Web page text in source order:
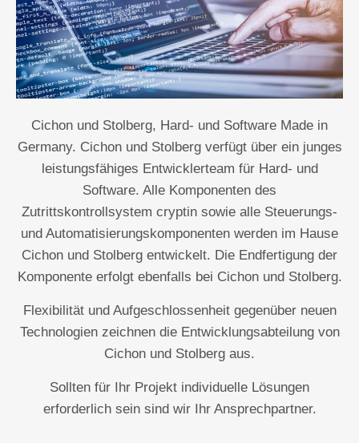
Cichon und Stolberg, Hard- und Software Made in
Germany. Cichon und Stolberg verfügt über ein junges
leistungsfähiges Entwicklerteam für Hard- und
Software. Alle Komponenten des
Zutrittskontrollsystem cryptin sowie alle Steuerungs-
und Automatisierungskomponenten werden im Hause
Cichon und Stolberg entwickelt. Die Endfertigung der
Komponente erfolgt ebenfalls bei Cichon und Stolberg.
Flexibilität und Aufgeschlossenheit gegenüber neuen
Technologien zeichnen die Entwicklungsabteilung von
Cichon und Stolberg aus.
Sollten für Ihr Projekt individuelle Lösungen
erforderlich sein sind wir Ihr Ansprechpartner.